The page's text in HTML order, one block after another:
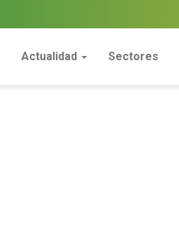
Actualidad Sectores